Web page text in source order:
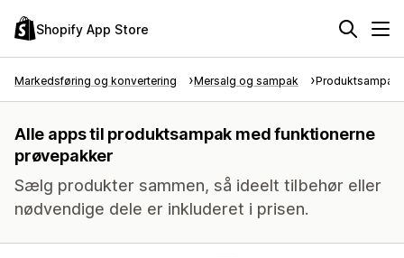
Shopify App Store
Markedsføring og konvertering Mersalg og sampak Produktsampak
Alle apps til produktsampak med funktionerne
prøvepakker
Sælg produkter sammen, så ideelt tilbehør eller
nødvendige dele er inkluderet i prisen.